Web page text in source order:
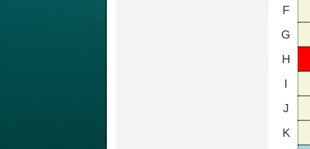
F
G
H
I
J
K